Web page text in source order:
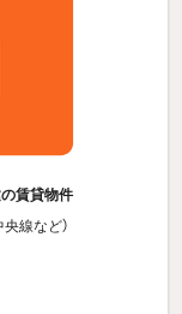
賃貸物件
央線など）